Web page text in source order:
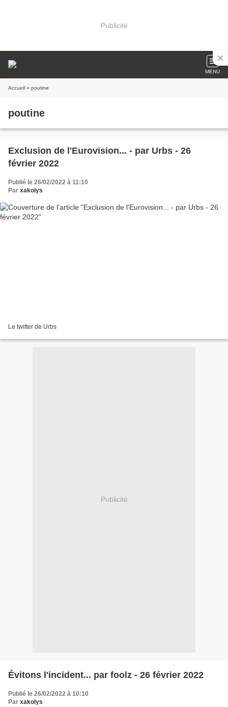
Publicité
MENU
Accueil » poutine
poutine
Exclusion de l'Eurovision... - par Urbs - 26
février 2022
Publié le 26/02/2022 à 11:10
Par xakolys
Le twitter de Urbs
Publicité
Évitons l'incident... par foolz - 26 février 2022
Publié le 26/02/2022 à 10:10
Par xakolys